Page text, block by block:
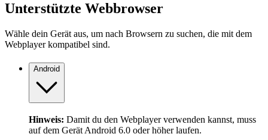
Unterstützte Webbrowser
Wähle dein Gerät aus, um nach Browsern zu suchen, die mit dem
Webplayer kompatibel sind.
Android
Hinweis: Damit du den Webplayer verwenden kannst, muss
auf dem Gerät Android 6.0 oder höher laufen.